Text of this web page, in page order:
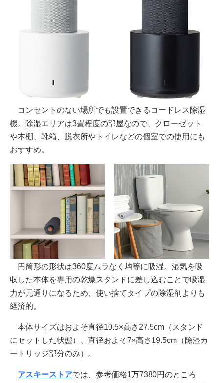
コンセントのない場所でも設置できるコードレス除湿
機。除湿エリアは3畳程度の部屋なので、クローゼット
や本棚、靴箱、脱衣所やトイレなどの個室での使用にも
おすすめ。
円筒形の形状は360度ムラなく均等に吸湿。湿気を吸
収した本体を専用の乾燥スタンドに差し込むことで吸湿
力が元通りになるため、使い捨てタイプの除湿剤よりも
経済的。
本体サイズはおよそ直径10.5×高さ27.5cm（スタンド
にセットした状態）、直径およそ7×高さ19.5cm（除湿カ
ートリッジ部分のみ）。
アスキーストアでは、参考価格1万7380円のところ